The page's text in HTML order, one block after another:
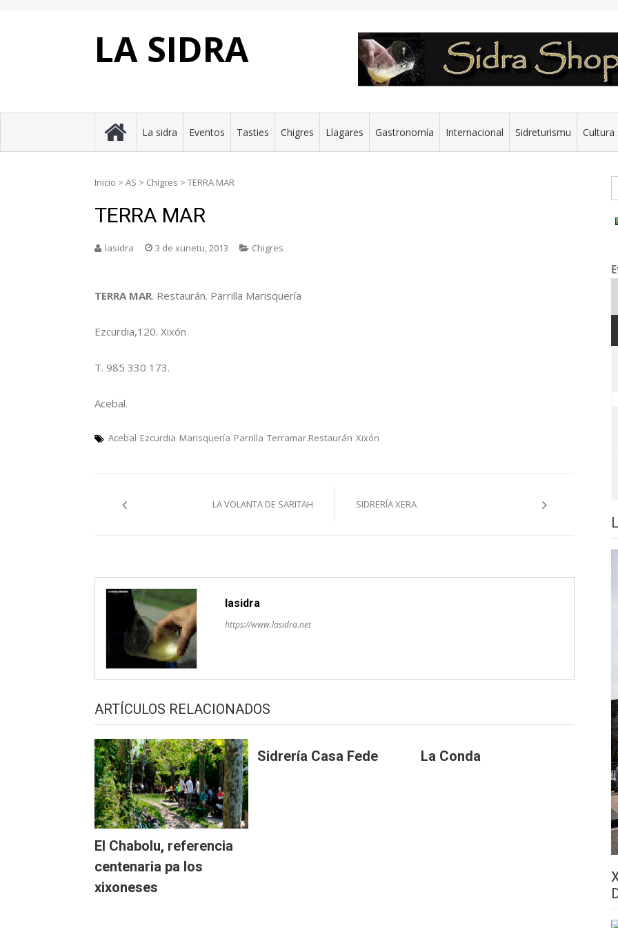
LA SIDRA
La sidra Eventos Tasties Chigres Llagares Gastronomía Internacional Sidreturismu Cultura
Inicio > AS > Chigres > TERRA MAR
TERRA MAR
lasidra 3 de xunetu, 2013 Chigres
TERRA MAR. Restaurán. Parrilla Marisquería
Ezcurdia,120. Xixón
T. 985 330 173.
Acebal.
Acebal Ezcurdia Marisquería Parrilla Terramar.Restaurán Xixón
pelos
LA VOLANTA DE SARITAH SIDRERÍA XERA
lasidra
https://www.lasidra.net
ARTÍCULOS RELACIONADOS
El Chabolu, referencia
centenaria pa los
xixoneses
Sidrería Casa Fede La Conda